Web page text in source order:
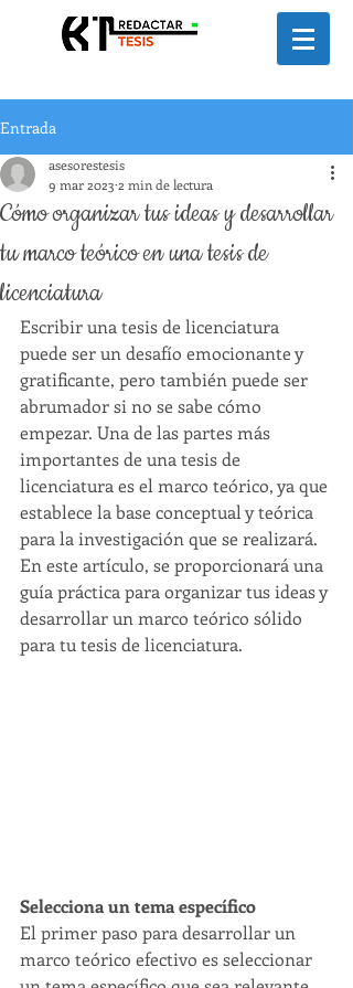
Entrada
Cómo organizar tus ideas y desarrollar
tu marco teórico en una tesis de
licenciatura
asesorestesis
9 mar 2023 2 min de lectura
Escribir una tesis de licenciatura
puede ser un desafío emocionante y
gratificante, pero también puede ser
abrumador si no se sabe cómo
empezar. Una de las partes más
importantes de una tesis de
licenciatura es el marco teórico, ya que
establece la base conceptual y teórica
para la investigación que se realizará.
En este artículo, se proporcionará una
guía práctica para organizar tus ideas y
desarrollar un marco teórico sólido
para tu tesis de licenciatura.
Selecciona un tema específico
El primer paso para desarrollar un
marco teórico efectivo es seleccionar